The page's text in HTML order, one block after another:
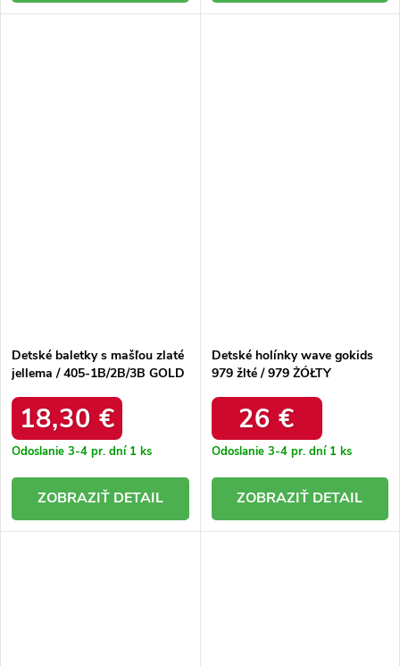
Detské baletky s mašľou zlaté
jellema / 405-1B/2B/3B GOLD
18,30 €
Odoslanie 3-4 pr. dní 1 ks
DETAIL
Detské holínky wave gokids
979 žlté / 979 ŻÓŁTY
26 €
Odoslanie 3-4 pr. dní 1 ks
DETAIL